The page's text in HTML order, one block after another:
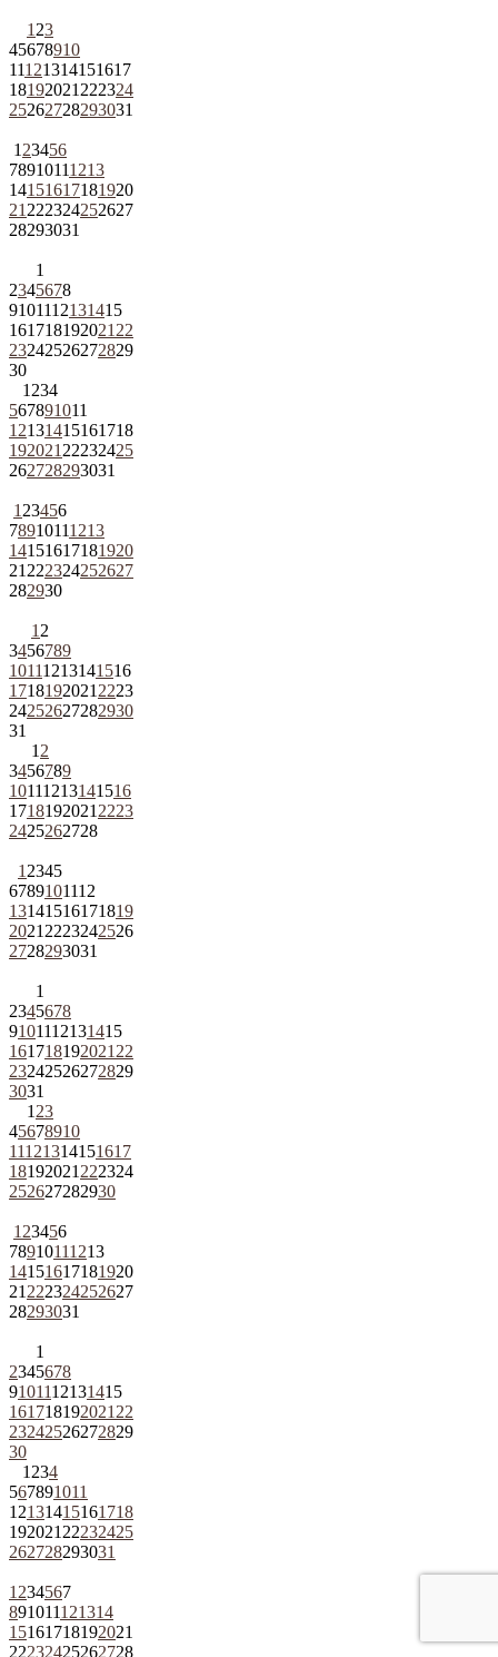
1 23
45678910
11121314151617
18192021 222324
25262728293031
1 23456
78910111213
14151617181920
21 222324252627
28293031
1
2345678
9101112131415
161718192021 22
23242526272829
30
1 234
567891011
12131415161718
192021 22232425
262728293031
1 23456
78910111213
14151617181920
21 222324252627
282930
1 2
3456789
10111213141516
1718192021 2223
24252627282930
31
1 2
3456789
10111213141516
1718192021 2223
2425262728
1 2345
6789101112
13141516171819
2021 2223242526
2728293031
1
2345678
9101112131415
161718192021 22
23242526272829
3031
1 23
45678910
11121314151617
18192021 222324
252627282930
1 23456
78910111213
14151617181920
21 222324252627
28293031
1
2345678
9101112131415
161718192021 22
23242526272829
30
1 234
567891011
12131415161718
192021 22232425
262728293031
1 234567
891011121314
15161718192021
22232425262728